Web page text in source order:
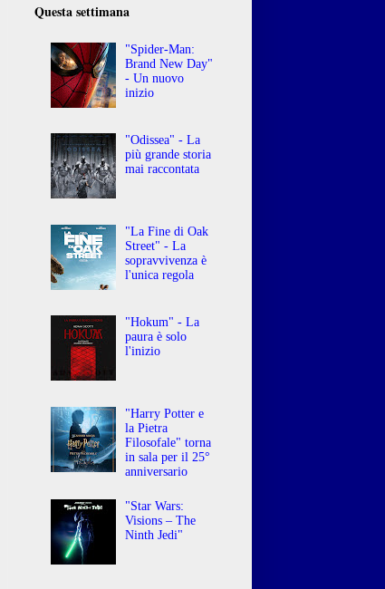
Questa settimana
"Spider-Man:
Brand New Day"
- Un nuovo
inizio
"Odissea" - La
più grande storia
mai raccontata
"La Fine di Oak
Street" - La
sopravvivenza è
l'unica regola
"Hokum" - La
paura è solo
l'inizio
"Harry Potter e
la Pietra
Filosofale" torna
in sala per il 25°
anniversario
"Star Wars:
Visions – The
Ninth Jedi"